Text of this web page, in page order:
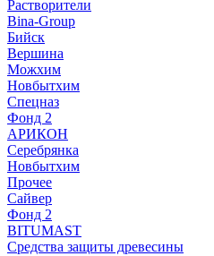
Растворители
Bina-Group
Бийск
Вершина
Можхим
Новбытхим
Спецназ
Фонд 2
АРИКОН
Серебрянка
Новбытхим
Прочее
Сайвер
Фонд 2
BITUMAST
Средства защиты древесины